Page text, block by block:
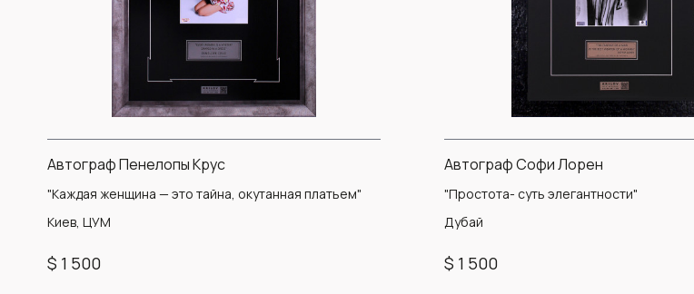
Автограф Пенелопы Крус
"Каждая женщина — это тайна, окутанная платьем"
Киев, ЦУМ
$ 1 500
Автограф Софи Лорен
"Простота- суть элегантности"
Дубай
$ 1 500